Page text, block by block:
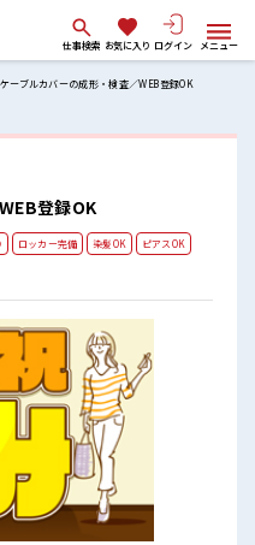
仕事検索 お気に入り ログイン メニュー
ケーブルカバーの成形・検査／WEB登録OK
登録OK
ロッカー完備 染髪OK
ピアスOK